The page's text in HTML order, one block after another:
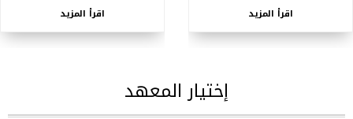
اقرأ المزيد اقرأ المزيد
إختيار المعهد